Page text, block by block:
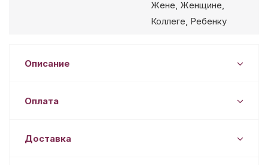
Жене, Женщине,
Коллеге, Ребенку
Описание
Оплата
Доставка